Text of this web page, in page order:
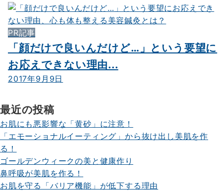
PR記事
「顔だけで良いんだけど…」という要望に
お応えできない理由...
2017年9月9日
最近の投稿
お肌にも悪影響な「黄砂」に注意！
「エモーショナルイーティング」から抜け出し美肌を作
る！
ゴールデンウィークの美と健康作り
鼻呼吸が美肌を作る！
お肌を守る「バリア機能」が低下する理由